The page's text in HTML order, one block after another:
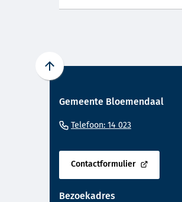
Scroll
boven
het
de
paginainhoud
Gemeente Bloemendaal
Telefoon: 14 023(Verwijst
een
Contactformulier
(Verwijst
een
Bezoekadres